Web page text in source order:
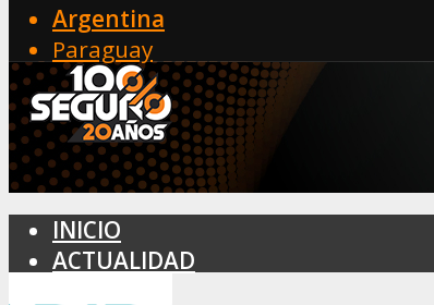
Argentina
Paraguay
INICIO
ACTUALIDAD